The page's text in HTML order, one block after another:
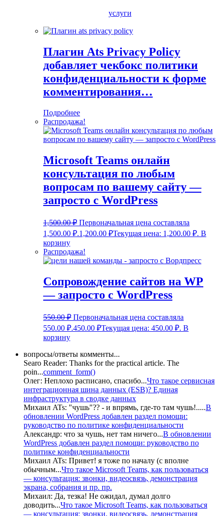
услуги
Плагин Ats Privacy Policy
добавляет чекбокс политики
конфиденциальности к форме
комментирования…
Подробнее
Распродажа!
Microsoft Teams онлайн
консультация по любым
вопросам по вашему сайту —
запросто с WordPress
1,500.00₽ Первоначальная цена составляла
1,500.00 ₽.1,200.00 ₽Текущая цена: 1,200.00 ₽. В
корзину
Распродажа!
Сопровождение сайтов на WP
— запросто с WordPress
550.00₽ Первоначальная цена составляла
550.00 ₽.450.00 ₽Текущая цена: 450.00 ₽. В
корзину
вопросы/ответы комменты...
Searo Reader: Thanks for the practical article. The
poin...comment_form()
Олег: Неплохо расписано, спасибо...Что такое сервисная
интеграционная шина данных (ESB)? Единая
инфраструктура в сводке данных
Михаил ATs: "чушь"?? - и впрямь, где-то там чушь!.....В
обновлении WordPress добавлен раздел помощи:
руководство по политике конфиденциальности
Александр: что за чушь, нет там ничего...В обновлении
WordPress добавлен раздел помощи: руководство по
политике конфиденциальности
Михаил ATs: Привет! я тоже по началу (с вполне
обычным...Что такое Microsoft Teams, как пользоваться
— консультация: звонки, видеосвязь, демонстрация
экрана, собрания и пр. пр.
Михаил: Да, тезка! Не ожидал, думал долго
доводить...Что такое Microsoft Teams, как пользоваться
— консультация: звонки, видеосвязь, демонстрация